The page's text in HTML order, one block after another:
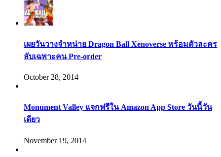
เผยวันวางจำหน่าย Dragon Ball Xenoverse พร้อมตัวละคร
ลับเฉพาะคน Pre-order
October 28, 2014
Monument Valley แจกฟรีใน Amazon App Store วันนี้วัน
เดียว
November 19, 2014